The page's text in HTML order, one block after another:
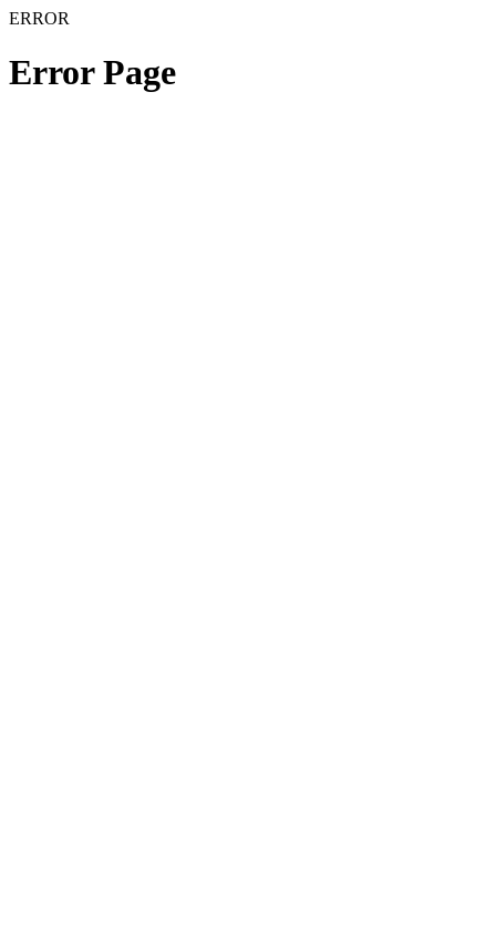
ERROR
Error Page